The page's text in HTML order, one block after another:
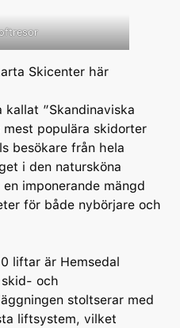
Skicenter här
”Skandinaviska
populära skidorter
besökare från hela
i den natursköna
imponerande mängd
för både nybörjare och
liftar är Hemsedal
och
stoltserar med
liftsystem, vilket